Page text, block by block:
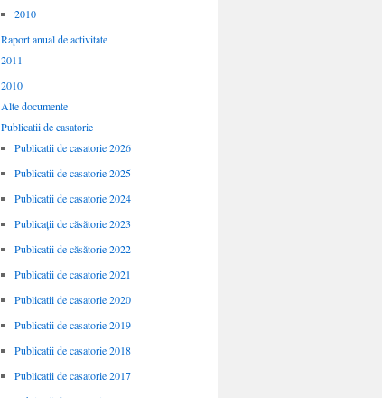
2010
Raport anual de activitate
2011
2010
Alte documente
Publicatii de casatorie
Publicatii de casatorie 2026
Publicatii de casatorie 2025
Publicatii de casatorie 2024
Publicații de căsătorie 2023
Publicatii de căsătorie 2022
Publicatii de casatorie 2021
Publicatii de casatorie 2020
Publicatii de casatorie 2019
Publicatii de casatorie 2018
Publicatii de casatorie 2017